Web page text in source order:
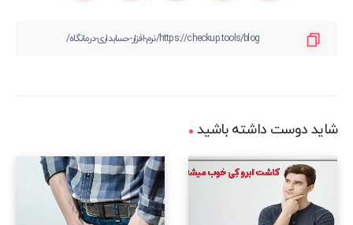
شاید دوست داشته باشید